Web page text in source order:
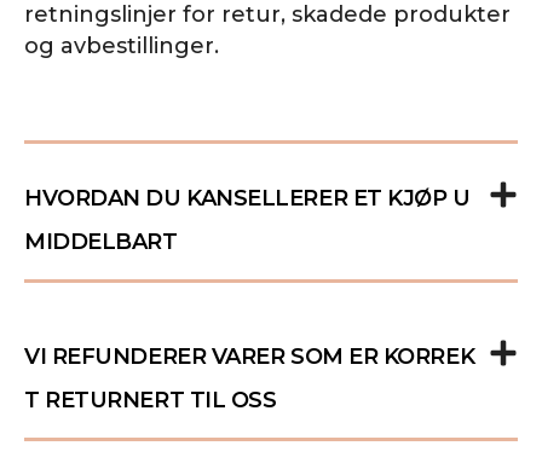
retningslinjer for retur, skadede produkter
og avbestillinger.
HVORDAN DU KANSELLERER ET KJØP U
MIDDELBART
VI REFUNDERER VARER SOM ER KORREK
T RETURNERT TIL OSS